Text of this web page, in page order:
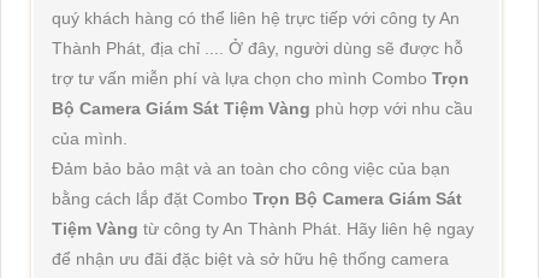
quý khách hàng có thể liên hệ trực tiếp với công ty An
Thành Phát, địa chỉ .... Ở đây, người dùng sẽ được hỗ
trợ tư vấn miễn phí và lựa chọn cho mình Combo Trọn
Bộ Camera Giám Sát Tiệm Vàng phù hợp với nhu cầu
của mình.
Đảm bảo bảo mật và an toàn cho công việc của bạn
bằng cách lắp đặt Combo Trọn Bộ Camera Giám Sát
Tiệm Vàng từ công ty An Thành Phát. Hãy liên hệ ngay
để nhận ưu đãi đặc biệt và sở hữu hệ thống camera